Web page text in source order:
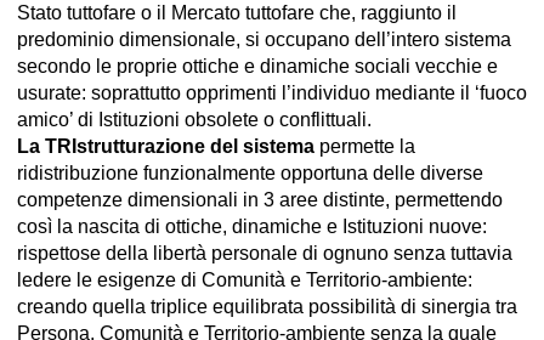
Stato tuttofare o il Mercato tuttofare che, raggiunto il
predominio dimensionale, si occupano dell’intero sistema
secondo le proprie ottiche e dinamiche sociali vecchie e
usurate: soprattutto opprimenti l’individuo mediante il ‘fuoco
amico’ di Istituzioni obsolete o conflittuali.
La TRIstrutturazione del sistema permette la
ridistribuzione funzionalmente opportuna delle diverse
competenze dimensionali in 3 aree distinte, permettendo
così la nascita di ottiche, dinamiche e Istituzioni nuove:
rispettose della libertà personale di ognuno senza tuttavia
ledere le esigenze di Comunità e Territorio-ambiente:
creando quella triplice equilibrata possibilità di sinergia tra
Persona, Comunità e Territorio-ambiente senza la quale